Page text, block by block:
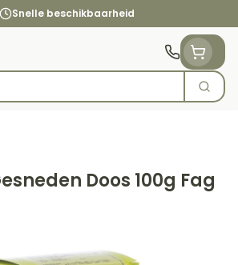
Snelle beschikbaarheid
Zoek
Doos 100g Fag